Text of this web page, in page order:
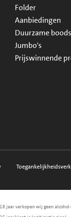
Folder
Aanbiedingen
Duurzame
Jumbo's
Prijswinnende
jaar verkopen wij geen alcohol